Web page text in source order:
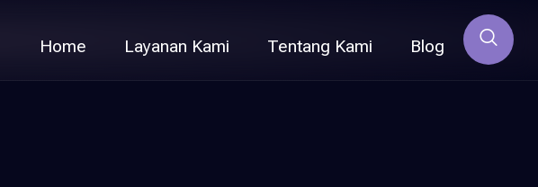
Home Layanan Kami Tentang Kami Blog